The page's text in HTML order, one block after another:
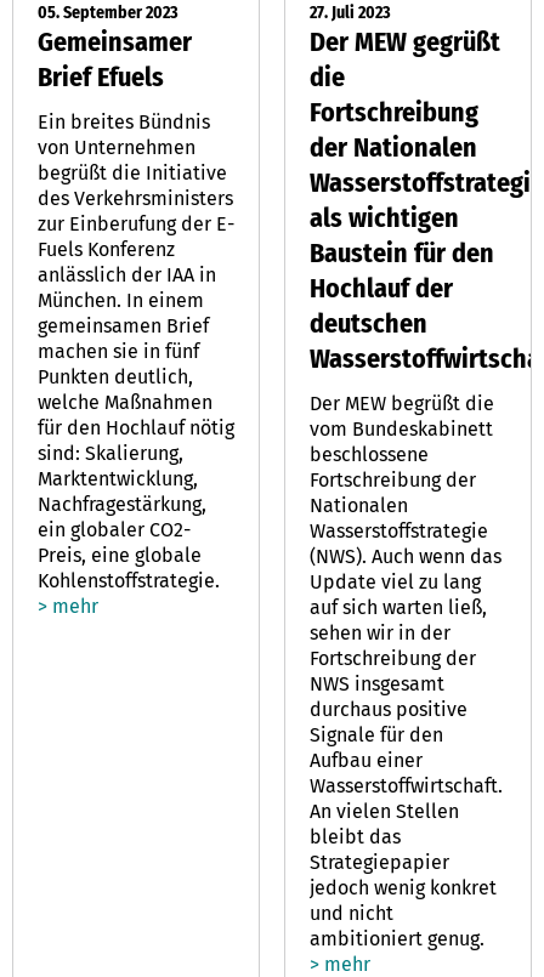
05. September 2023
Gemeinsamer
Brief Efuels
Ein breites Bündnis
von Unternehmen
begrüßt die Initiative
des Verkehrsministers
zur Einberufung der E-
Fuels Konferenz
anlässlich der IAA in
München. In einem
gemeinsamen Brief
machen sie in fünf
Punkten deutlich,
welche Maßnahmen
für den Hochlauf nötig
sind: Skalierung,
Marktentwicklung,
Nachfragestärkung,
ein globaler CO2-
Preis, eine globale
Kohlenstoffstrategie.
> mehr
27. Juli 2023
Der MEW gegrüßt
die
Fortschreibung
der Nationalen
Wasserstoffstrategie
als wichtigen
Baustein für den
Hochlauf der
deutschen
Der MEW begrüßt die
vom Bundeskabinett
beschlossene
Fortschreibung der
Nationalen
Wasserstoffstrategie
(NWS). Auch wenn das
Update viel zu lang
auf sich warten ließ,
sehen wir in der
Fortschreibung der
NWS insgesamt
durchaus positive
Signale für den
Aufbau einer
Wasserstoffwirtschaft.
An vielen Stellen
bleibt das
Strategiepapier
jedoch wenig konkret
und nicht
ambitioniert genug.
> mehr